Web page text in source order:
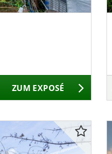
ZUM EXPOSÉ